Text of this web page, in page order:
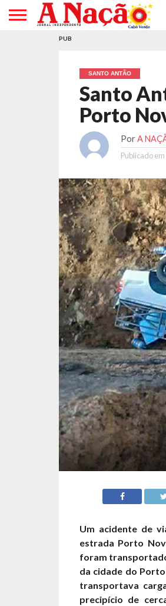
PUB
SANTO ANTÃO
Santo
Porto
Por A
Publicado em
Um acidente de
estrada Porto
foram
da cidade do
transportava
precipício de